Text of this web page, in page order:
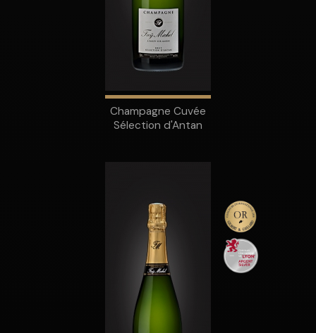
Champagne Cuvée
Sélection d'Antan